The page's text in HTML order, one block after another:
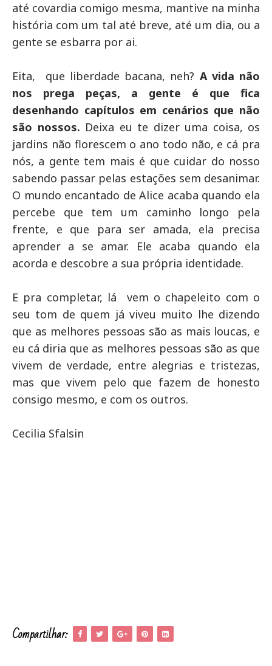
até covardia comigo mesma, mantive na minha
história com um tal até breve, até um dia, ou a
gente se esbarra por ai.
Eita, que liberdade bacana, neh? A vida não
nos prega peças, a gente é que fica
desenhando capítulos em cenários que não
são nossos. Deixa eu te dizer uma coisa, os
jardins não florescem o ano todo não, e cá pra
nós, a gente tem mais é que cuidar do nosso
sabendo passar pelas estações sem desanimar.
O mundo encantado de Alice acaba quando ela
percebe que tem um caminho longo pela
frente, e que para ser amada, ela precisa
aprender a se amar. Ele acaba quando ela
acorda e descobre a sua própria identidade.
E pra completar, lá vem o chapeleito com o
seu tom de quem já viveu muito lhe dizendo
que as melhores pessoas são as mais loucas, e
eu cá diria que as melhores pessoas são as que
vivem de verdade, entre alegrias e tristezas,
mas que vivem pelo que fazem de honesto
consigo mesmo, e com os outros.
Cecilia Sfalsin
Compartilhar: